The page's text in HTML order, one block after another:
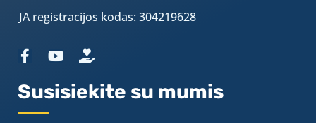
JA registracijos kodas: 304219628
Susisiekite su mumis